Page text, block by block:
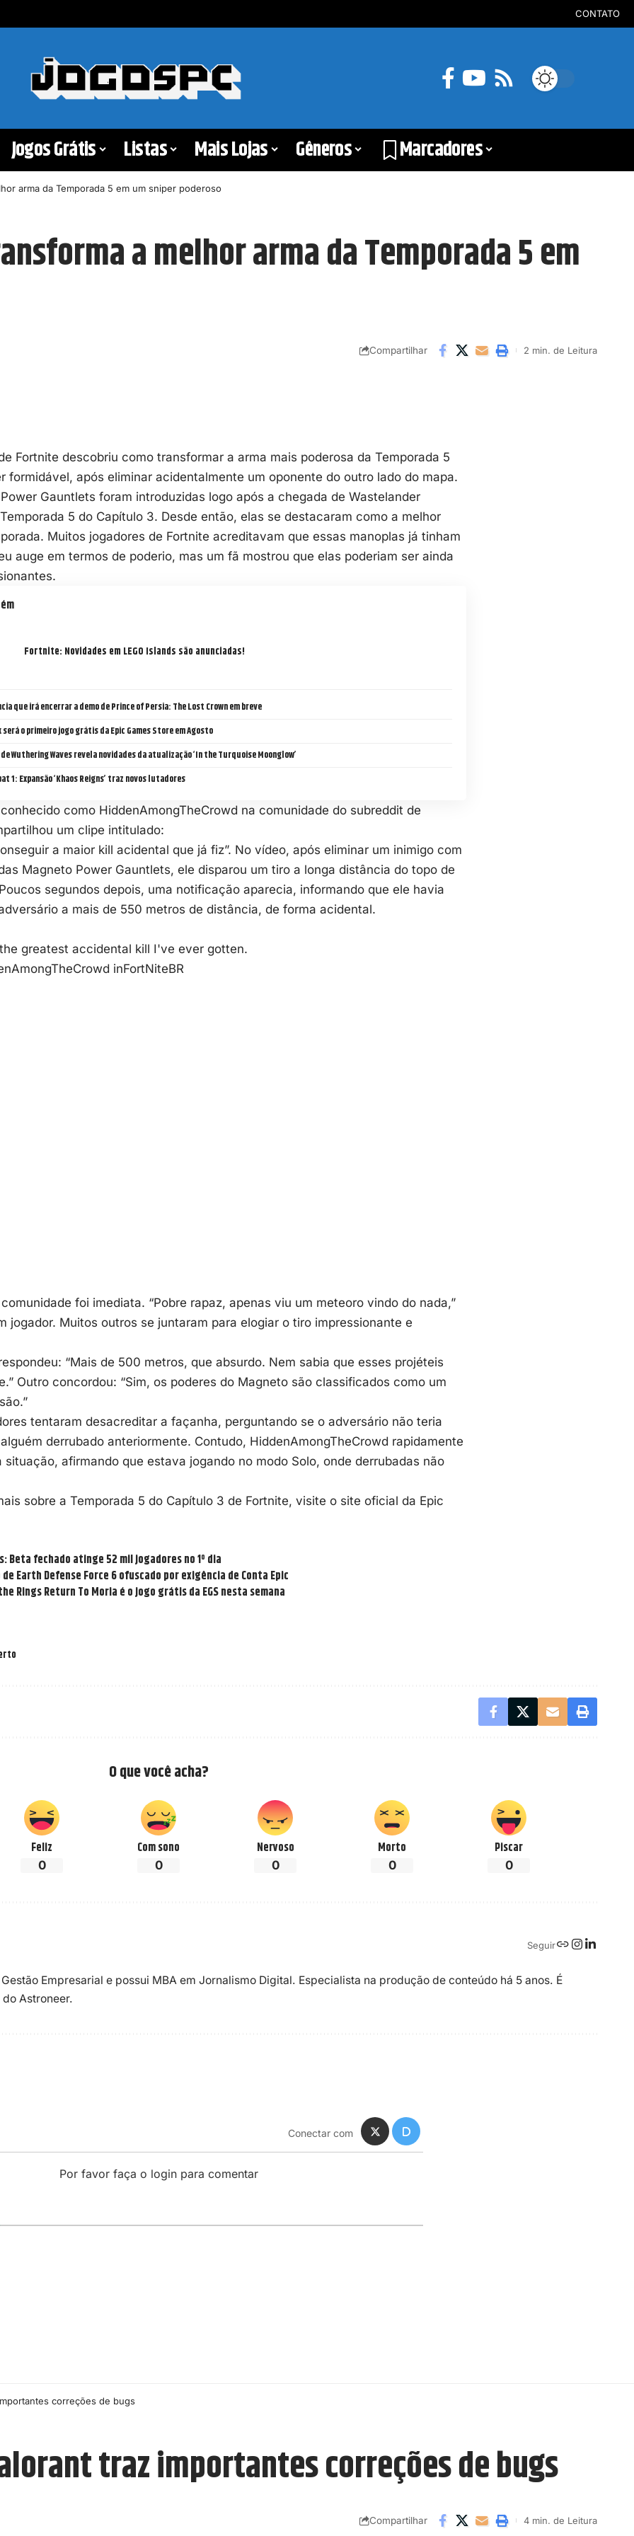
CONTATO
Jogos Grátis Listas Mais Lojas Gêneros Marcadores
arma da Temporada 5 em um sniper poderoso
a melhor arma da Temporada 5 em
Compartilhar 2 min. de Leitura
Fortnite descobriu como transformar a arma mais poderosa da Temporada 5
formidável, após eliminar acidentalmente um oponente do outro lado do mapa.
Gauntlets foram introduzidas logo após a chegada de Wastelander
5 do Capítulo 3. Desde então, elas se destacaram como a melhor
Muitos jogadores de Fortnite acreditavam que essas manoplas já tinham
auge em termos de poderio, mas um fã mostrou que elas poderiam ser ainda
Fortnite: Novidades em LEGO Islands são anunciadas!
que irá encerrar a demo de Prince of Persia: The Lost Crown em breve
o primeiro jogo grátis da Epic Games Store em Agosto
Wuthering Waves revela novidades da atualização ‘In the Turquoise Moonglow’
1: Expansão ‘Khaos Reigns’ traz novos lutadores
como HiddenAmongTheCrowd na comunidade do subreddit de
um clipe intitulado:
a maior kill acidental que já fiz”. No vídeo, após eliminar um inimigo com
Magneto Power Gauntlets, ele disparou um tiro a longa distância do topo de
segundos depois, uma notificação aparecia, informando que ele havia
a mais de 550 metros de distância, de forma acidental.
greatest accidental kill I've ever gotten.
inFortNiteBR
foi imediata. “Pobre rapaz, apenas viu um meteoro vindo do nada,”
jogador. Muitos outros se juntaram para elogiar o tiro impressionante e
“Mais de 500 metros, que absurdo. Nem sabia que esses projéteis
Outro concordou: “Sim, os poderes do Magneto são classificados como um
tentaram desacreditar a façanha, perguntando se o adversário não teria
derrubado anteriormente. Contudo, HiddenAmongTheCrowd rapidamente
situação, afirmando que estava jogando no modo Solo, onde derrubadas não
sobre a Temporada 5 do Capítulo 3 de Fortnite, visite o site oficial da Epic
Beta fechado atinge 52 mil jogadores no 1º dia
Earth Defense Force 6 ofuscado por exigência de Conta Epic
Rings Return To Moria é o jogo grátis da EGS nesta semana
O que você acha?
Feliz
0
Com sono
0
Nervoso
0
Morto
0
Piscar
0
Seguir
Empresarial e possui MBA em Jornalismo Digital. Especialista na produção de conteúdo há 5 anos. É
Astroneer.
Conectar com
Por favor faça o login para comentar
correções de bugs
traz importantes correções de bugs
Compartilhar 4 min. de Leitura